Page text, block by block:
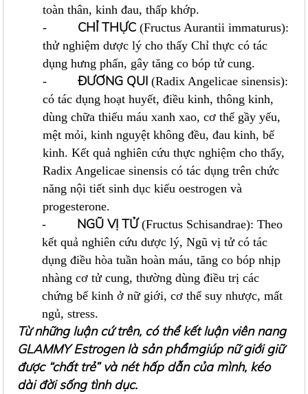
toàn thân, kinh đau, thấp khớp.
- CHỈ THỰC(Fructus Aurantii immaturus):
thử nghiệm dược lý cho thấy Chỉ thực có tác
dụng hưng phấn, gây tăng co bóp tử cung.
- ĐƯƠNG QUI (Radix Angelicae sinensis):
có tác dụng hoạt huyết, điều kinh, thông kinh,
dùng chữa thiếu máu xanh xao, cơ thể gầy yếu,
mệt mỏi, kinh nguyệt không đều, đau kinh, bế
kinh. Kết quả nghiên cứu thực nghiệm cho thấy,
Radix Angelicae sinensis có tác dụng trên chức
năng nội tiết sinh dục kiểu oestrogen và
progesterone.
- NGŨ VỊ TỬ(Fructus Schisandrae): Theo
kết quả nghiên cứu dược lý, Ngũ vị tử có tác
dụng điều hòa tuần hoàn máu, tăng co bóp nhịp
nhàng cơ tử cung, thường dùng điều trị các
chứng bế kinh ở nữ giới, cơ thể suy nhược, mất
ngủ, stress.
Từ những luận cứ trên, có thể kết luận viên nang
GLAMMY Estrogen là sản phẩmgiúp nữ giới giữ
được “chất trẻ” và nét hấp dẫn của mình, kéo
dài đời sống tình dục.